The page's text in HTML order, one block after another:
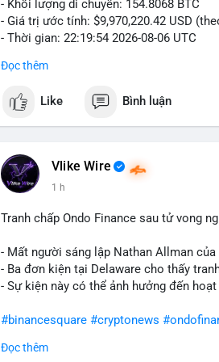
- Khối lượng di chuyển: 154.8068 BTC
- Giá trị ước tính: $9,970,220.42 USD
- Thời gian: 22:19:54 2026-08-06 UTC
Một khối lượng 154.8 BTC trị giá gần 10
nhân hoặc tổ chức kiểm soát, không
nhóm cá voi tích lũy: gom coin từ nhiều
tăng; ngược lại, nếu chảy về ví lạnh, tín
hiện khá nhạy cảm với biến động lớn,
giờ tới.
Nhà đầu tư nhỏ lẻ nên thận trọng, tránh
#154dot8btc #vilanh #tichluydaihan
Đọc thêm
Like Bình luận
Vlike Wire
1 h
Tranh chấp Ondo Finance sau tử vong
- Mất người sáng lập Nathan Allman của
- Ba đơn kiện tại Delaware cho thấy
- Sự kiện này có thể ảnh hưởng đến
#binancesquare #cryptonews
$btc $eth
Đọc thêm